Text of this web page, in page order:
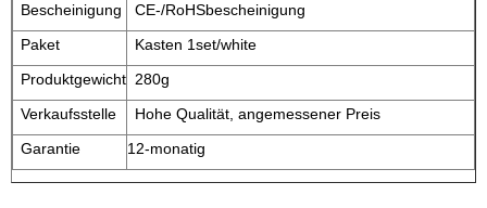
Bescheinigung
CE-/RoHSbescheinigung
Paket
Kasten 1set/white
Produktgewicht 280g
Verkaufsstelle
Hohe Qualität, angemessener Preis
Garantie
12-monatig